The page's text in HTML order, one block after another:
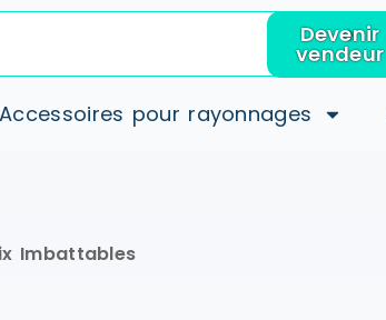
Devenir
vendeur
Accessoires pour rayonnages
Imbattables